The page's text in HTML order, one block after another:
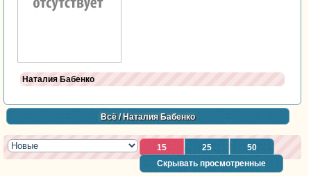
Наталия Бабенко
Всё/ Наталия Бабенко
15 25
50
Скрывать просмотренные